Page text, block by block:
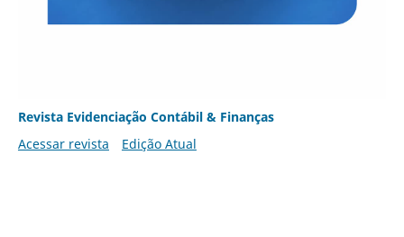
Revista Evidenciação Contábil & Finanças
Acessar revista
Edição Atual